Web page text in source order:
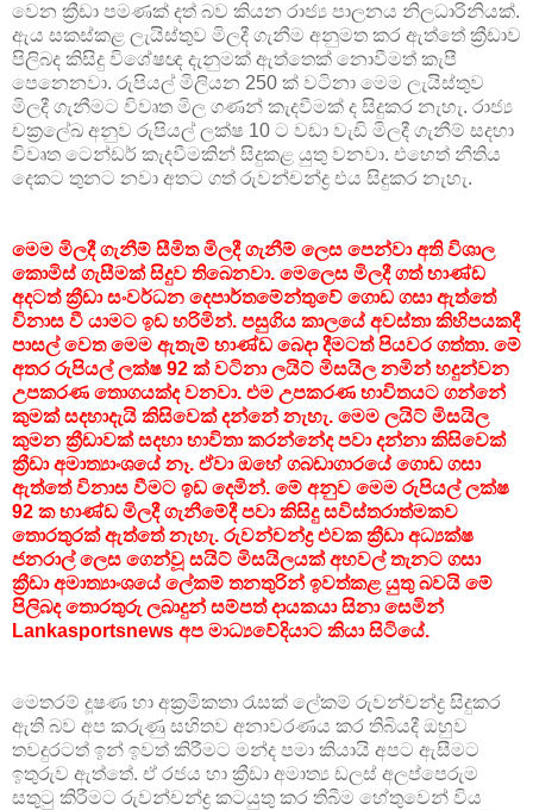
වෙන ක්‍රීඩා පමණක් දත් බව කියන රාජ්‍ය පාලනය නිලධාරිනියක්.
ඇය සකස්කළ ලැයිස්තුව මිලදී ගැනීම අනුමත කර ඇත්තේ ක්‍රීඩාව
පිලිබද කිසිදු විශේෂඥ දැනුමක් ඇත්තෙක් නොවීමත් කැපී
පෙනෙනවා. රුපියල් මිලියන 250 ක් වටිනා මෙම ලැයිස්තුව
මිලදී ගැනීමට විවෘත මිල ගණන් කැදවීමක් ද සිදුකර නැහැ. රාජ්‍ය
චක්‍රලේඛ අනුව රුපියල් ලක්ෂ 10 ට වඩා වැඩි මිලදී ගැනීම් සදහා
විවෘත ටෙන්ඩර් කැදවීමකින් සිදුකළ යුතු වනවා. එහෙත් නීතිය
දෙකට තුනට නවා අතට ගත් රුවන්චන්ද්‍ර එය සිදුකර නැහැ.
මෙම මිලදී ගැනීම් සීමිත මිලදී ගැනීම් ලෙස පෙන්වා අති විශාල
කොමිස් ගැසීමක් සිදුව තිබෙනවා. මෙලෙස මිලදී ගත් භාණ්ඩ
අදටත් ක්‍රීඩා සංවර්ධන දෙපාර්තමේන්තුවේ ගොඩ ගසා ඇත්තේ
විනාස වී යාමට ඉඩ හරිමින්. පසුගිය කාලයේ අවස්තා කිහිපයකදී
පාසල් වෙත මෙම ඇතැම් භාණ්ඩ බෙදා දීමටත් පියවර ගත්තා. මේ
අතර රුපියල් ලක්ෂ 92 ක් වටිනා ලයිට් මිසයිල නමින් හදුන්වන
උපකරණ තොගයක්ද වනවා. එම උපකරණ භාවිතයට ගන්නේ
කුමක් සදහාදැයි කිසිවෙක් දන්නේ නැහැ. මෙම ලයිට් මිසයිල
කුමන ක්‍රීඩාවක් සදහා භාවිතා කරන්නේද පවා දන්නා කිසිවෙක්
ක්‍රීඩා අමාත්‍යාංශයේ නෑ. ඒවා ඔහේ ගබඩාගාරයේ ගොඩ ගසා
ඇත්තේ විනාස වීමට ඉඩ දෙමින්. මේ අනුව මෙම රුපියල් ලක්ෂ
92 ක භාණ්ඩ මිලදී ගැනීමේදී පවා කිසිදු සවිස්තරාත්මකව
තොරතුරක් ඇත්තේ නැහැ. රුවන්චන්ද්‍ර එවක ක්‍රීඩා අධ්‍යක්ෂ
ජනරාල් ලෙස ගෙන්වූ සයිට් මිසයිලයක් අහවල් තැනට ගසා
ක්‍රීඩා අමාත්‍යාංශයේ ලේකම් තනතුරින් ඉවත්කළ යුතු බවයි මේ
පිලිබද තොරතුරු ලබාදුන් සම්පත් දායකයා සිනා සෙමින්
Lankasportsnews අප මාධ්‍යවේදියාට කියා සිටියේ.
මෙතරම් දූෂණ හා අක්‍රමිකතා රැසක් ලේකම් රුවන්චන්ද්‍ර සිදුකර
ඇති බව අප කරුණු සහිතව අනාවරණය කර තිබියදී ඔහුව
තවදුරටත් ඉන් ඉවත් කිරීමට මන්ද පමා කියායි අපට ඇසීමට
ඉතුරුව ඇත්තේ. ඒ රජය හා ක්‍රීඩා අමාත්‍ය ඩලස් අලප්පෙරුම
සතුටු කිරීමට රුවන්චන්ද්‍ර කටයුතු කර තිබීම හේතුවෙන් විය